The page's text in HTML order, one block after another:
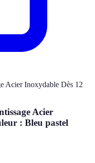
Acier
: Bleu pastel